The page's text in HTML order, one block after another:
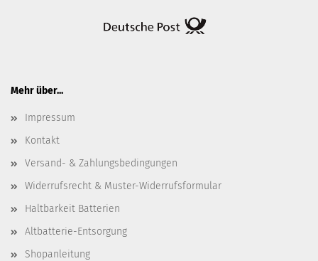
Mehr über...
Impressum
Kontakt
Versand- & Zahlungsbedingungen
Widerrufsrecht & Muster-Widerrufsformular
Haltbarkeit Batterien
Altbatterie-Entsorgung
Shopanleitung